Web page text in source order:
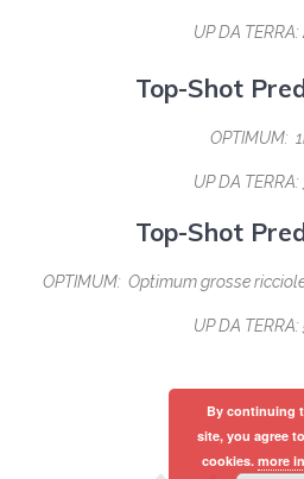
UP DA
Top-Shot
OPTIMUM:
UP DA
Top-Shot
OPTIMUM: Optimum grosse
UP DA
By continuing
site, you agree
cookies. more